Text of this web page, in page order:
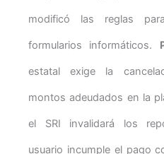
modificó las reglas
formularios informáticos.
estatal exige la
montos adeudados en la
el SRI invalidará los
usuario incumple el pago